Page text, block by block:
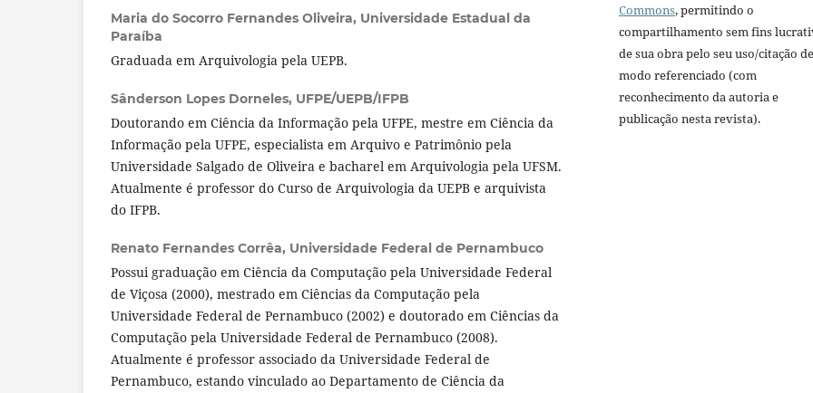
Maria do Socorro Fernandes Oliveira, Universidade Estadual da
Paraíba
Graduada em Arquivologia pela UEPB.
Sânderson Lopes Dorneles, UFPE/UEPB/IFPB
Doutorando em Ciência da Informação pela UFPE, mestre em Ciência da
Informação pela UFPE, especialista em Arquivo e Patrimônio pela
Universidade Salgado de Oliveira e bacharel em Arquivologia pela UFSM.
Atualmente é professor do Curso de Arquivologia da UEPB e arquivista
do IFPB.
Renato Fernandes Corrêa, Universidade Federal de Pernambuco
Possui graduação em Ciência da Computação pela Universidade Federal
de Viçosa (2000), mestrado em Ciências da Computação pela
Universidade Federal de Pernambuco (2002) e doutorado em Ciências da
Computação pela Universidade Federal de Pernambuco (2008).
Atualmente é professor associado da Universidade Federal de
Pernambuco, estando vinculado ao Departamento de Ciência da
Commons, permitindo o
compartilhamento sem fins
de sua obra pelo seu uso/citação de
modo referenciado (com
reconhecimento da autoria e
publicação nesta revista).